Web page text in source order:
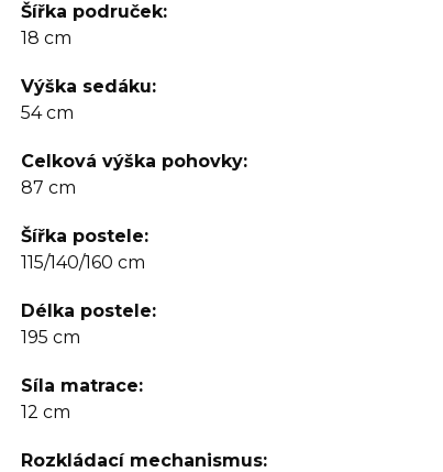
Šířka područek
18 cm
Výška sedáku
54 cm
Celková výška pohovky
87 cm
Šířka postele
115/140/160 cm
Délka postele
195 cm
Síla matrace
12 cm
Rozkládací mechanismus